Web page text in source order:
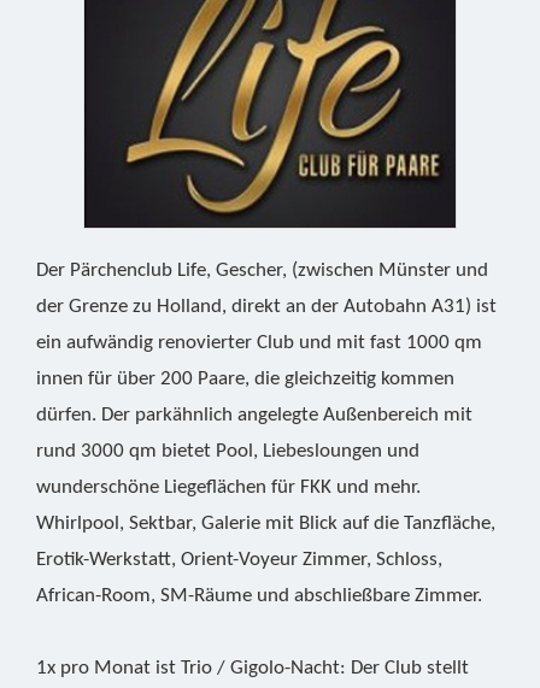
Der Pärchenclub Life, Gescher, (zwischen Münster und
der Grenze zu Holland, direkt an der Autobahn A31) ist
ein aufwändig renovierter Club und mit fast 1000 qm
innen für über 200 Paare, die gleichzeitig kommen
dürfen. Der parkähnlich angelegte Außenbereich mit
rund 3000 qm bietet Pool, Liebesloungen und
wunderschöne Liegeflächen für FKK und mehr.
Whirlpool, Sektbar, Galerie mit Blick auf die Tanzfläche,
Erotik-Werkstatt, Orient-Voyeur Zimmer, Schloss,
African-Room, SM-Räume und abschließbare Zimmer.
1x pro Monat ist Trio / Gigolo-Nacht: Der Club stellt